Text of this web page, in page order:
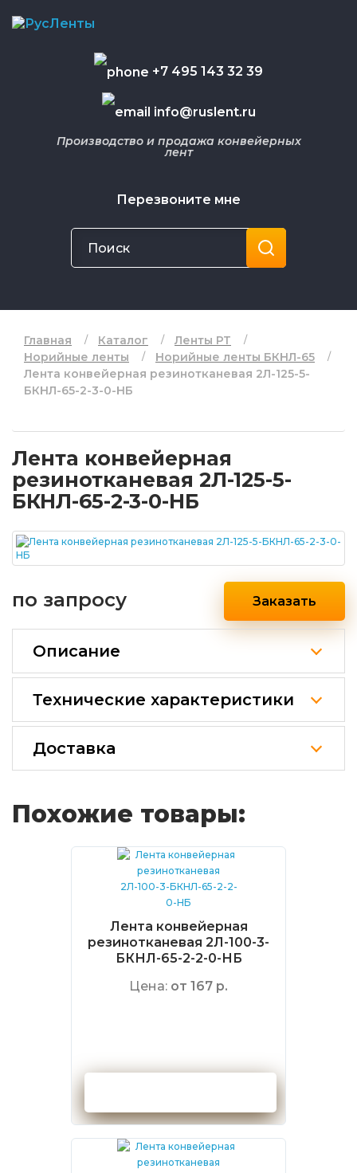
+7 495 143 32 39
info@ruslent.ru
Перезвоните мне
Производство и продажа конвейерных
лент
Главная Каталог
Ленты РТ
Норийные ленты
Норийные ленты БКНЛ-65
Лента конвейерная резинотканевая 2Л-125-5-
БКНЛ-65-2-3-0-НБ
Лента конвейерная
резинотканевая 2Л-125-5-
БКНЛ-65-2-3-0-НБ
по запросу Заказать
Описание
Технические характеристики
Доставка
Похожие товары:
Лента конвейерная
резинотканевая 2Л-100-3-
БКНЛ-65-2-2-0-НБ
Цена: от 167 р.